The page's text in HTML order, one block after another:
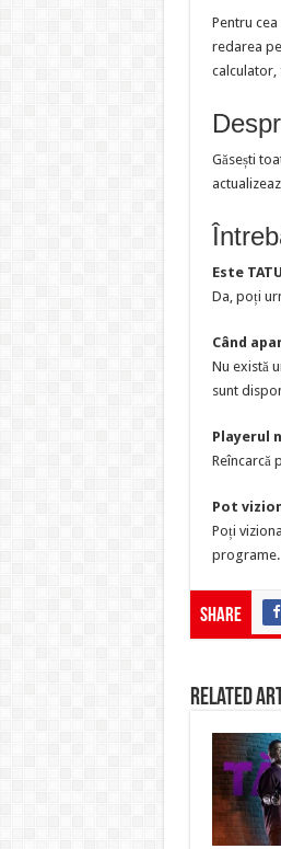
Pentru
redarea
calculator,
Găsești
Este
Da, poți
Când
Nu există
sunt
Playerul
Reîncarcă
Pot
Poți
programe.
Share
Related